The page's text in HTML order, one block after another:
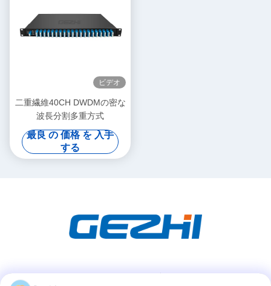
ビデオ
二重繊維40CH DWDMの密な
波長分割多重方式
最良 の 価格 を 入手
する